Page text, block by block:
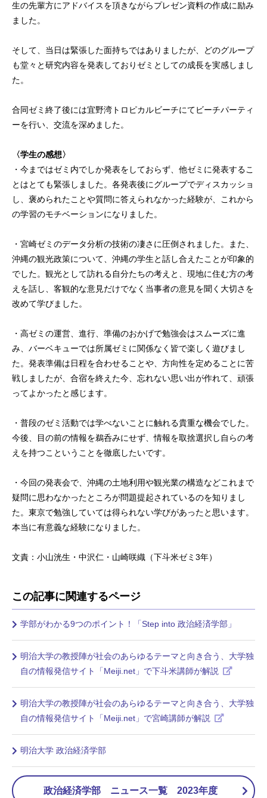
生の先輩方にアドバイスを頂きながらプレゼン資料の作成に励み
ました。
そして、当日は緊張した面持ちではありましたが、どのグループ
も堂々と研究内容を発表しておりゼミとしての成長を実感しまし
た。
合同ゼミ終了後には宜野湾トロピカルビーチにてビーチパーティ
ーを行い、交流を深めました。
〈学生の感想〉
・今まではゼミ内でしか発表をしておらず、他ゼミに発表するこ
とはとても緊張しました。各発表後にグループでディスカッショ
し、褒められたことや質問に答えられなかった経験が、これから
の学習のモチベーションになりました。
・宮崎ゼミのデータ分析の技術の凄さに圧倒されました。また、
沖縄の観光政策について、沖縄の学生と話し合えたことが印象的
でした。観光として訪れる自分たちの考えと、現地に住む方の考
えを話し、客観的な意見だけでなく当事者の意見を聞く大切さを
改めて学びました。
・高ゼミの運営、進行、準備のおかげで勉強会はスムーズに進
み、バーベキューでは所属ゼミに関係なく皆で楽しく遊びまし
た。発表準備は日程を合わせることや、方向性を定めることに苦
戦しましたが、合宿を終えた今、忘れない思い出が作れて、頑張
ってよかったと感じます。
・普段のゼミ活動では学べないことに触れる貴重な機会でした。
今後、目の前の情報を鵜呑みにせず、情報を取捨選択し自らの考
えを持つこということを徹底したいです。
・今回の発表会で、沖縄の土地利用や観光業の構造などこれまで
疑問に思わなかったところが問題提起されているのを知りまし
た。東京で勉強していては得られない学びがあったと思います。
本当に有意義な経験になりました。
文責：小山洸生・中沢仁・山崎咲織（下斗米ゼミ3年）
この記事に関連するページ
学部がわかる9つのポイント！「Step into 政治経済学部」
明治大学の教授陣が社会のあらゆるテーマと向き合う、大学独
自の情報発信サイト「Meiji.net」で下斗米講師が解説
明治大学の教授陣が社会のあらゆるテーマと向き合う、大学独
自の情報発信サイト「Meiji.net」で宮崎講師が解説
明治大学 政治経済学部
政治経済学部 ニュース一覧 2023年度